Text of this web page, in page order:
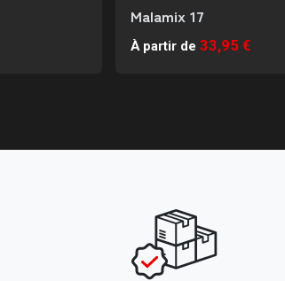
Malamix 17
À partir de 33,95 €